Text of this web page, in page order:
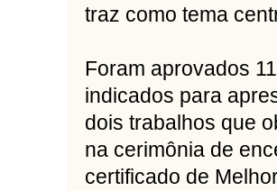
traz como tema
Foram aprovados
indicados para
dois trabalhos que
na cerimônia de
certificado de